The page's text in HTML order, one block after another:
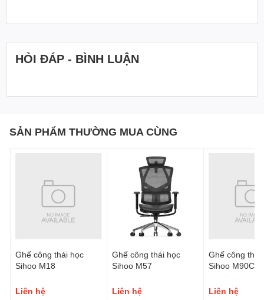
HỎI ĐÁP - BÌNH LUẬN
SẢN PHẨM THƯỜNG MUA CÙNG
Ghế công thái học
Sihoo M18
Liên hệ
Ghế công thái học
Sihoo M57
Liên hệ
Ghế công thái
Sihoo M90C
Liên hệ